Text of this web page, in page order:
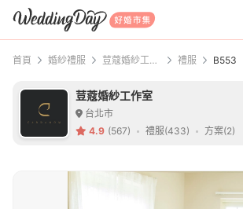
WeddingDay 好婚市集
首頁 婚紗禮服 荳蔻婚紗工作室 禮服 B553
荳蔻婚紗工作室
台北市
4.9 (567) 禮服(433) 方案(2)